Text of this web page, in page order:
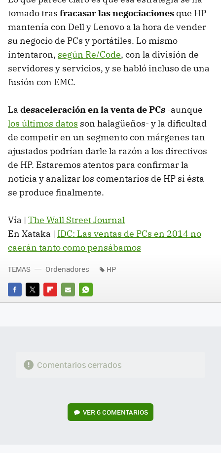
tomado tras fracasar las negociaciones que HP
mantenía con Dell y Lenovo a la hora de vender
su negocio de PCs y portátiles. Lo mismo
intentaron, según Re/Code, con la división de
servidores y servicios, y se habló incluso de una
fusión con EMC.
La desaceleración en la venta de PCs -aunque
los últimos datos son halagüeños- y la dificultad
de competir en un segmento con márgenes tan
ajustados podrían darle la razón a los directivos
de HP. Estaremos atentos para confirmar la
noticia y analizar los comentarios de HP si ésta
se produce finalmente.
Vía | The Wall Street Journal
En Xataka | IDC: Las ventas de PCs en 2014 no
caerán tanto como pensábamos
FACEBOOK
TWITTERFLIPBOARD
E-
WHATSAPP
TEMAS Ordenadores HP
Comentarios cerrados
VER6 COMENTARIOS